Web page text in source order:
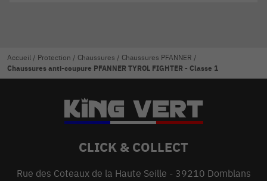
Accueil / Protection / Chaussures / Chaussures PFANNER /
Chaussures anti-coupure PFANNER TYROL FIGHTER - Classe 1
CLICK & COLLECT
Rue des Coteaux de la Haute Seille - 39210 Domblans